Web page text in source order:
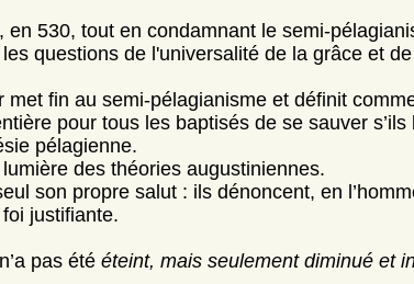
530, tout en condamnant le semi-
questions de l'universalité de la grâce et
met fin au semi-pélagianisme et définit
pour tous les baptisés de se sauver s’ils
pélagienne.
des théories augustiniennes.
son propre salut : ils dénoncent, en
justifiante.
pas été éteint, mais seulement diminué et